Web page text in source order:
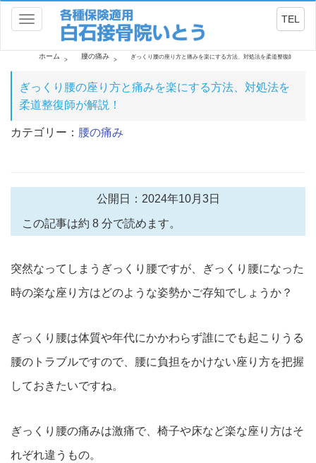
Toggle
navigation
TEL
ホーム 腰の痛み ぎっくり腰の座り方と痛みを楽にする方法、対処法を柔道整復師が解説！
ぎっくり腰の座り方と痛みを楽にする方法、対処法を
柔道整復師が解説！
カテゴリー： 腰の痛み
公開日：2024年10月3日
この記事は約 8 分で読めます。
突然なってしまうぎっくり腰ですが、ぎっくり腰になった
時の楽な座り方はどのような姿勢かご存知でしょうか？
ぎっくり腰は体質や年代にかかわらず誰にでも起こりうる
腰のト ラブルですので、腰に負担をかけない座り方を把握
しておきたいですね。
ぎっくり腰の痛みは激痛で、椅子や床など楽な座り方はそ
れぞれ違うもの。